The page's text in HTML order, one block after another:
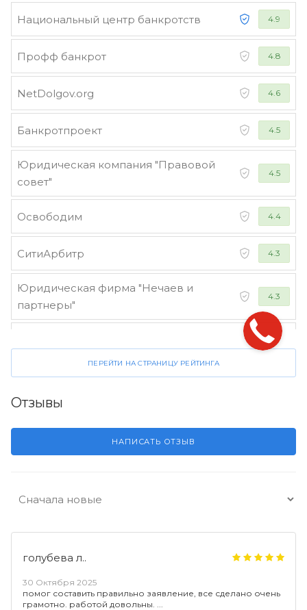
Национальный центр банкротств 4.9
Профф банкрот 4.8
NetDolgov.org 4.6
Банкротпроект 4.5
Юридическая компания "Правовой
совет"
4.5
Освободим 4.4
СитиАрбитр 4.3
Юридическая фирма "Нечаев и
партнеры"
4.3
4.2
ПЕРЕЙТИ НА СТРАНИЦУ РЕЙТИНГА
Отзывы
НАПИСАТЬ ОТЗЫВ
голубева л..
30 Октября 2025
помог составить правильно заявление, все сделано очень
грамотно. работой довольны.